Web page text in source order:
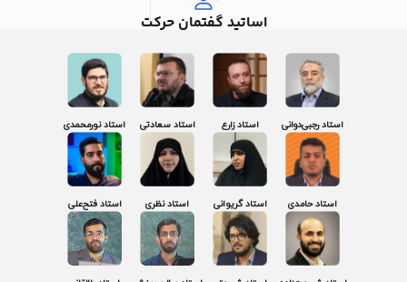
اساتید گفتمان حرکت
استاد رجبی‌دوانی استاد زارع استاد سعادتی استاد نورمحمدی
استاد حامدی استاد گریوانی استاد نظری استاد فتح‌علی